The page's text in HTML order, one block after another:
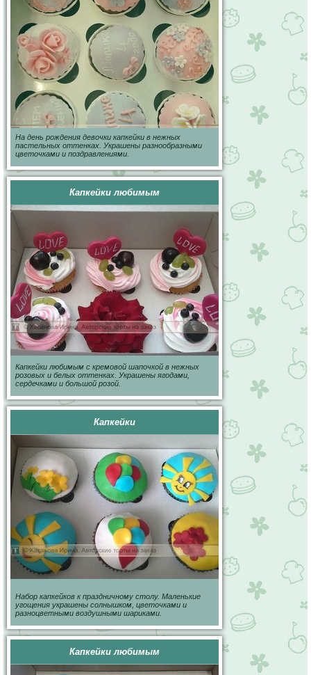
На день рождения девочки капкейки в нежных
пастельных оттенках. Украшены разнообразными
цветочками и поздравлениями.
Капкейки любимым
Капкейки любимым с кремовой шапочкой в нежных
розовых и белых оттенках. Украшены ягодами,
сердечками и большой розой.
Капкейки
Набор капкейков к праздничному столу. Маленькие
угощения украшены солнышком, цветочками и
разноцветными воздушными шариками.
Капкейки любимым